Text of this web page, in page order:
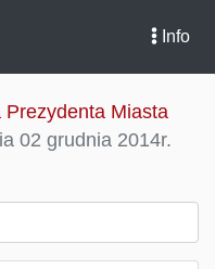
Info
Prezydenta Miasta
02 grudnia 2014r.